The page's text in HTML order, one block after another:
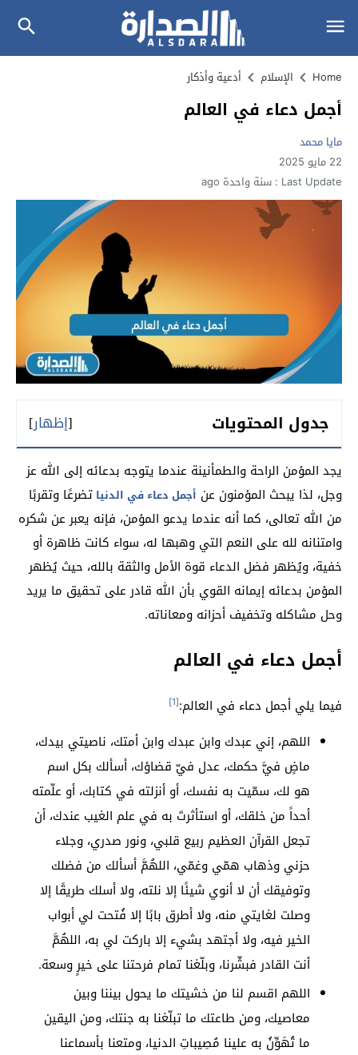
Home الإسلام أدعية وأذكار
أجمل دعاء في العالم
مايا محمد
22 مايو 2025
Last Update : سنة واحدة ago
جدول المحتويات [إظهار]
يجد المؤمن الراحة والطمأنينة عندما يتوجه بدعائه إلى الله عز
وجل، لذا يبحث المؤمنون عن أجمل دعاء في الدنيا تضرعًا وتقربًا
من الله تعالى، كما أنه عندما يدعو المؤمن، فإنه يعبر عن شكره
وامتنانه لله على النعم التي وهبها له، سواء كانت ظاهرة أو
خفية، ويُظهر فضل الدعاء قوة الأمل والثقة بالله، حيث يُظهر
المؤمن بدعائه إيمانه القوي بأن الله قادر على تحقيق ما يريد
وحل مشاكله وتخفيف أحزانه ومعاناته.
أجمل دعاء في العالم
فيما يلي أجمل دعاء في العالم:[1]
اللهم، إني عبدك وابن عبدك وابن أمتك، ناصيتي بيدك،
ماضٍ فيَّ حكمك، عدل فيّ قضاؤك، أسألك بكل اسم
هو لك، سمّيت به نفسك، أو أنزلته في كتابك، أو علّمته
أحداً من خلقك، أو استأثرتَ به في علم الغيب عندك، أن
تجعل القرآن العظيم ربيع قلبي، ونور صدري، وجلاء
حزني وذهاب همّي وغمّي، ‏اللهُمَّ أسألك من فضلك
وتوفيقك أن لا أنوي شيئًا إلا نلته، ولا أسلك طريقًا إلا
وصلت لغايتي منه، ولا أطرق بابًا إلا فُتحت لي أبواب
الخير فيه، ولا أجتهد بشيء إلا باركت لي به، اللهُمَّ
أنت القادر فبشّرنا، وبلّغنا تمام فرحتنا على خيرٍ وسعة.
اللهم اقسم لنا من خشيتك ما يحول بيننا وبين
معاصيك، ومن طاعتك ما تبلّغنا به جنتك، ومن اليقين
ما تُهَوِّنُ به علينا مُصِيباتِ الدنيا، ومتعنا بأسماعنا